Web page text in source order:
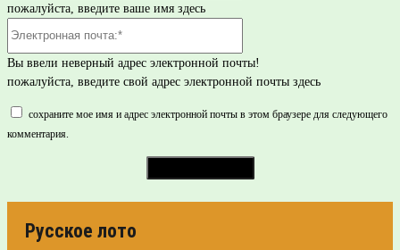
пожалуйста, введите ваше имя здесь
Вы ввели неверный адрес электронной почты!
пожалуйста, введите свой адрес электронной почты здесь
сохраните мое имя и адрес электронной почты в этом браузере для следующего
комментария.
Русское лото